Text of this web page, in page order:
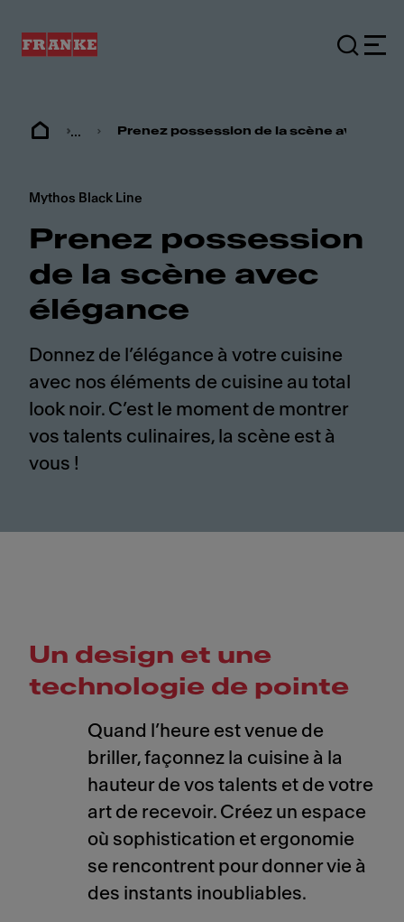
... Prenez possession de la scène avec
Mythos Black Line
Prenez possession
de la scène avec
élégance
Donnez de l’élégance à votre cuisine
avec nos éléments de cuisine au total
look noir. C’est le moment de montrer
vos talents culinaires, la scène est à
vous !
Un design et une
technologie de pointe
Quand l’heure est venue de
briller, façonnez la cuisine à la
hauteur de vos talents et de votre
art de recevoir. Créez un espace
où sophistication et ergonomie
se rencontrent pour donner vie à
des instants inoubliables.